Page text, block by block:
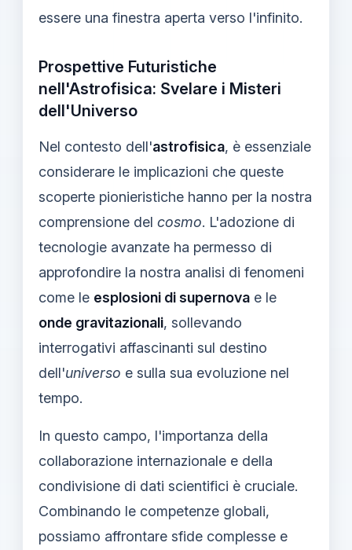
essere una finestra aperta verso l'infinito.
Prospettive Futuristiche
nell'Astrofisica: Svelare i Misteri
dell'Universo
Nel contesto dell'astrofisica, è essenziale
considerare le implicazioni che queste
scoperte pionieristiche hanno per la nostra
comprensione del cosmo. L'adozione di
tecnologie avanzate ha permesso di
approfondire la nostra analisi di fenomeni
come le esplosioni di supernova e le
onde gravitazionali, sollevando
interrogativi affascinanti sul destino
dell'universo e sulla sua evoluzione nel
tempo.
In questo campo, l'importanza della
collaborazione internazionale e della
condivisione di dati scientifici è cruciale.
Combinando le competenze globali,
possiamo affrontare sfide complesse e